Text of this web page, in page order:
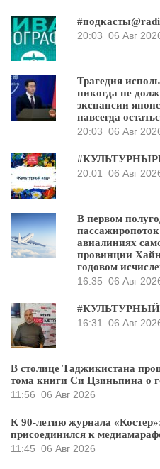
20:03 06 Авг
Трагедия
никогда не
экспансии
навсегда
20:03 06 Авг
20:01
06 Авг
В первом
авиалиниях
провинции
годовом
16:35 06 Авг
16:31
06 Авг
В столице Таджикистана
тома книги Си Цзиньпина о
11:56 06 Авг 2026
К 90-летию журнала
присоединился к
11:45 06 Авг 2026